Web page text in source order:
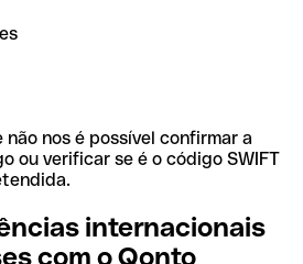
nos é possível confirmar a
ou verificar se é o código SWIFT
internacionais
com o Qonto